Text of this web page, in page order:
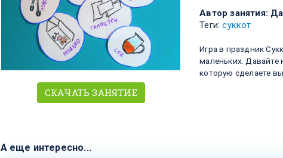
СКАЧАТЬ ЗАНЯТИЕ
Автор занятия:
Теги:суккот
Игра в праздник
маленьких. Давайте
которую сделаете
А еще интересно...